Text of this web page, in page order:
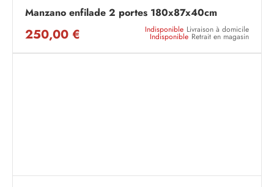
Manzano enfilade 2 portes 180x87x40cm
250,00 € Indisponible Livraison à domicile
Indisponible Retrait en magasin